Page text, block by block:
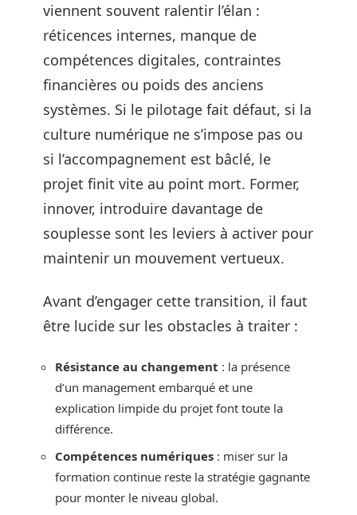
viennent souvent ralentir l’élan :
réticences internes, manque de
compétences digitales, contraintes
financières ou poids des anciens
systèmes. Si le pilotage fait défaut, si la
culture numérique ne s’impose pas ou
si l’accompagnement est bâclé, le
projet finit vite au point mort. Former,
innover, introduire davantage de
souplesse sont les leviers à activer pour
maintenir un mouvement vertueux.
Avant d’engager cette transition, il faut
être lucide sur les obstacles à traiter :
Résistance au changement : la présence
d’un management embarqué et une
explication limpide du projet font toute la
différence.
Compétences numériques : miser sur la
formation continue reste la stratégie gagnante
pour monter le niveau global.